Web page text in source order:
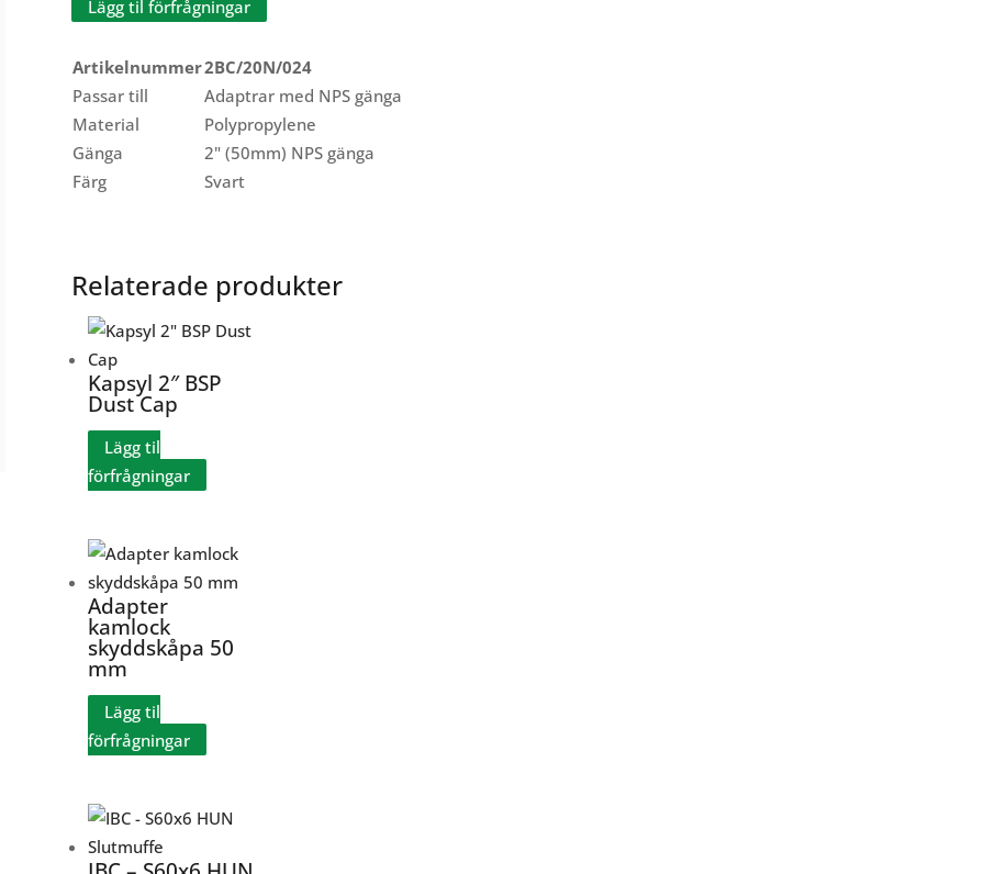
Lägg til förfrågningar
Artikelnummer2BC/20N/024
Passar till
Adaptrar med NPS gänga
Material
Polypropylene
Gänga
2" (50mm) NPS gänga
Färg
Svart
Relaterade produkter
Kapsyl 2″ BSP
Dust Cap
Lägg til
förfrågningar
Adapter
kamlock
skyddskåpa 50
mm
Lägg til
förfrågningar